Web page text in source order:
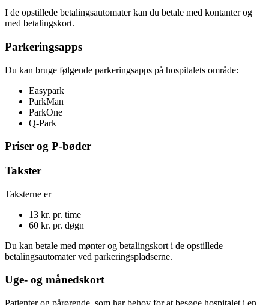
I de opstillede betalingsautomater kan du betale med kontanter og
med betalingskort.
Parkeringsapps
Du kan bruge følgende parkeringsapps på hospitalets område:
Easypark
ParkMan
ParkOne
Q-Park
Priser og P-bøder
Takster
Taksterne er
13 kr. pr. time
60 kr. pr. døgn
Du kan betale med mønter og betalingskort i de opstillede
betalingsautomater ved parkeringspladserne.
Uge- og månedskort
Patienter og pårørende, som har behov for at besøge hospitalet i en